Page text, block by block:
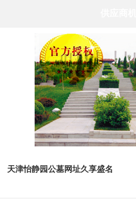
天津怡静园公墓网址久享盛名